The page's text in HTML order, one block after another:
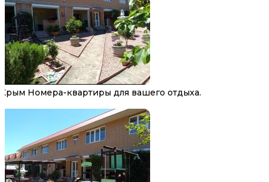
Крым Номера-квартиры для вашего отдыха.